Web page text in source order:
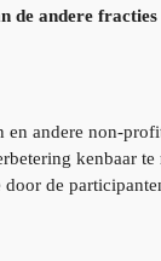
de andere
andere non-
kenbaar te
de